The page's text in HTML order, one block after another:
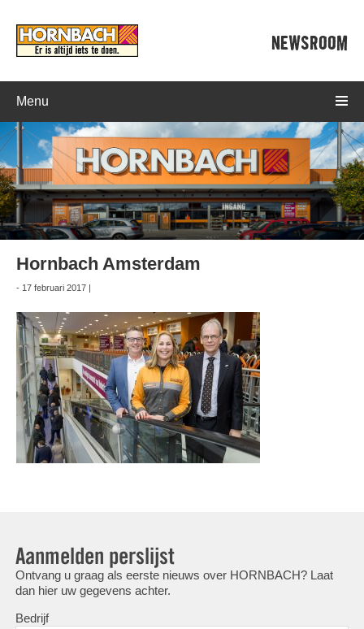
NEWSROOM
Menu
Hornbach Amsterdam
- 17 februari 2017 |
Aanmelden perslijst
Ontvang u graag als eerste nieuws over HORNBACH? Laat
dan hier uw gegevens achter.
Bedrijf